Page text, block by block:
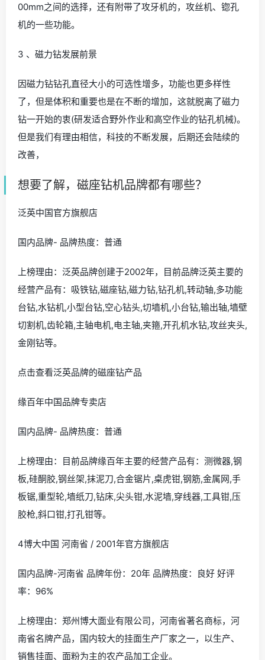
00mm之间的选择，还有附带了攻牙机的，攻丝机、锪孔
机的一些功能。
3 、磁力钻发展前景
因磁力钻钻孔直径大小的可选性增多，功能也更多样性
了，但是体积和重要也是在不断的增加，这就脱离了磁力
钻一开始的衷(研发适合野外作业和高空作业的钻孔机械)。
但是我们有理由相信，科技的不断发展，后期还会陆续的
改善，
想要了解，磁座钻机品牌都有哪些？
泛英中国官方旗舰店
国内品牌- 品牌热度：普通
上榜理由：泛英品牌创建于2002年，目前品牌泛英主要的
经营产品有：吸铁钻,磁座钻,磁力钻,钻孔机,转动轴,多功能
台钻,水钻机,小型台钻,空心钻头,切墙机,小台钻,输出轴,墙壁
切割机,齿轮箱,主轴电机,电主轴,夹箍,开孔机水钻,攻丝夹头,
金刚钻等。
点击查看泛英品牌的磁座钻产品
缘百年中国品牌专卖店
国内品牌- 品牌热度：普通
上榜理由：目前品牌缘百年主要的经营产品有：测微器,钢
板,硅酮胶,钢丝架,抹泥刀,合金锯片,桌虎钳,钢筋,金属网,手
板锯,重型轮,墙纸刀,钻床,尖头钳,水泥墙,穿线器,工具钳,压
胶枪,斜口钳,打孔钳等。
4博大中国 河南省 / 2001年官方旗舰店
国内品牌-河南省 品牌年份：20年 品牌热度：良好 好评
率：96%
上榜理由：郑州博大面业有限公司，河南省著名商标，河
南省名牌产品，国内较大的挂面生产厂家之一，以生产、
销售挂面、面粉为主的农产品加工企业。